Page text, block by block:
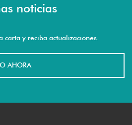
noticias
carta y reciba actualizaciones.
AHORA